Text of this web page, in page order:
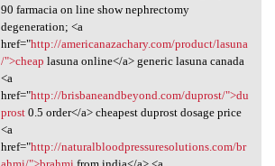
90 farmacia on line show nephrectomy
degeneration; <a
href="http://americanazachary.com/product/lasuna
/">cheap lasuna online</a> generic lasuna canada
<a
href="http://brisbaneandbeyond.com/duprost/">du
prost0.5 order</a> cheapest duprost dosage price
<a
href="http://naturalbloodpressuresolutions.com/br